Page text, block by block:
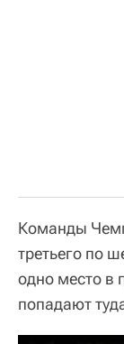
Команды
третьего по
одно место в
попадают